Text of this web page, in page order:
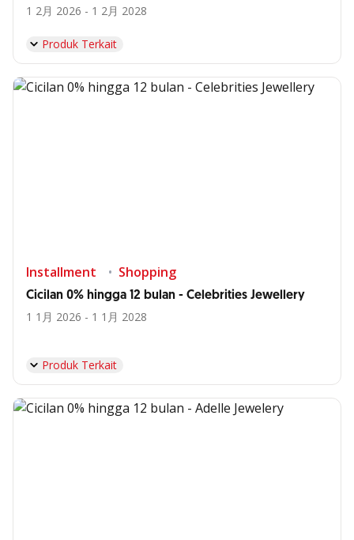
1 2月 2026 - 1 2月 2028
Produk Terkait
Installment Shopping
Cicilan 0% hingga 12 bulan - Celebrities Jewellery
1 1月 2026 - 1 1月 2028
Produk Terkait